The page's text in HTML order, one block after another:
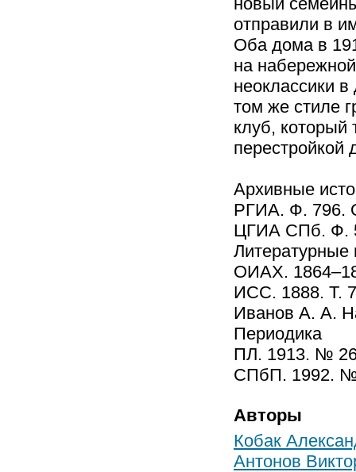
отправили в
Оба дома в
на
неоклассики
том же стиле
клуб, который
перестройкой
Архивные
РГИА. Ф. 796.
ЦГИА СПб. Ф.
Литературные
ОИАХ.
ИСС. 1888. Т.
Иванов А. А.
Периодика
ПЛ. 1913. №
СПбП. 1992.
Авторы
Кобак
Антонов